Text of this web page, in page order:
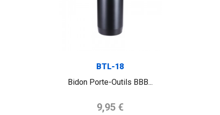
BTL-18
Bidon Porte-Outils BBB...
Prix de base
9,95 €